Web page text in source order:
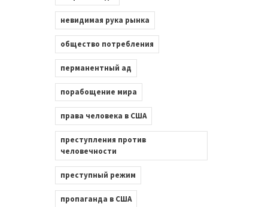
невидимая рука рынка
общество потребления
перманентный ад
порабощение мира
права человека в США
преступления против
человечности
преступный режим
пропаганда в США